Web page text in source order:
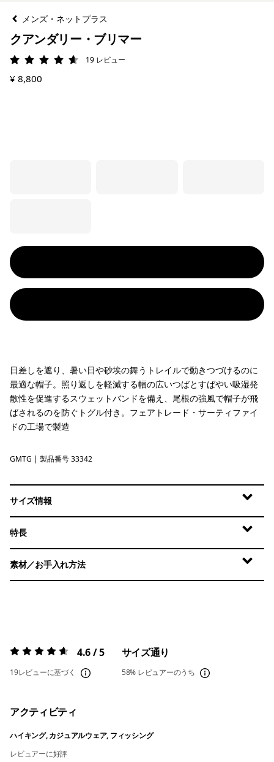
メンズ・ネットプラス
クアンダリー・ブリマー
評価: 4.6 / 5
19 レビュー
¥ 8,800
日差しを遮り、暑い日や砂埃の舞うトレイルで動きつづけるのに
最適な帽子。照り返しを軽減する幅の広いつばとすばやい吸湿発
散性を促進するスウェットバンドを備え、尾根の強風で帽子が飛
ばされるのを防ぐトグル付き。フェアトレード・サーティファイ
ドの工場で製造
Gumtree Green
GMTG | 製品番号 33342
サイズ情報
特長
素材／お手入れ方法
評価:4.6 / 5 4.6 / 5
19レビューに基づく
サイズ通り
58% レビュアーのうち
アクティビティ
ハイキング, カジュアルウェア, フィッシング
レビュアーに好評